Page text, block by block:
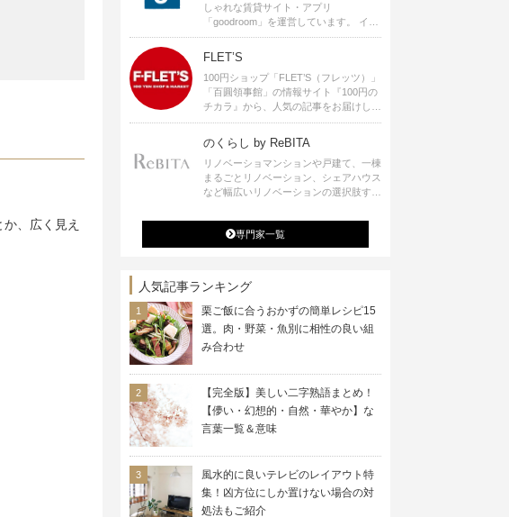
、広く見え
しゃれな賃貸サイト・アプリ
「goodroom」を運営しています。 イン
テリアや、ひとり暮らし、ふたり暮らし
のアイディアなど、賃貸でも自分らしい
暮らしを楽しむためのヒントをお届けし
ます。
FLET’S
100円ショップ「FLET’S（フレッツ）」
「百圓領事館」の情報サイト『100円の
チカラ』から、人気の記事をお届けしま
す。
のくらし by ReBITA
リノベーショマンションや戸建て、一棟
まるごとリノベーション、シェアハウス
など幅広いリノベーションの選択肢すべ
ジ・シェアスペースなど、「住む」だけ
ではなく「働く」「遊ぶ」「学ぶ」「旅
する」といった領域でも、暮らしや生き
専門家一覧
人気記事ランキング
栗ご飯に合うおかずの簡単レシピ15
選。肉・野菜・魚別に相性の良い組
み合わせ
【完全版】美しい二字熟語まとめ！
【儚い・幻想的・自然・華やか】な
言葉一覧＆意味
風水的に良いテレビのレイアウト特
集！凶方位にしか置けない場合の対
処法もご紹介